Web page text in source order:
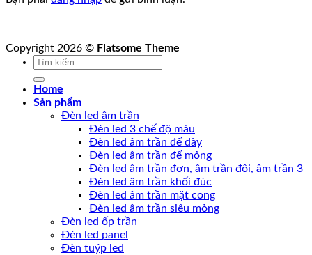
Copyright 2026 © Flatsome Theme
Tìm
Home
Sản phẩm
Đèn led âm trần
Đèn led 3 chế độ màu
Đèn led âm trần đế dày
Đèn led âm trần đế mỏng
Đèn led âm trần đơn, âm trần đôi, âm trần 3
Đèn led âm trần khối đúc
Đèn led âm trần mặt cong
Đèn led âm trần siêu mỏng
Đèn led ốp trần
Đèn led panel
Đèn tuýp led